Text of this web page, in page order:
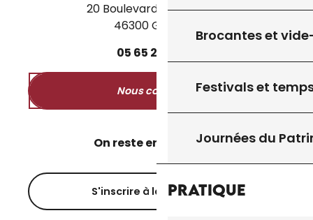
Brocantes et
Festivals et
Journées du
Pratique
20 Boulevard des Martyrs
46300 Gourdon
05 65 27
Nous contacter
On reste en contact ?
S'inscrire à la newsletter